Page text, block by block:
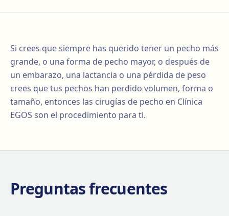
Si crees que siempre has querido tener un pecho más
grande, o una forma de pecho mayor, o después de
un embarazo, una lactancia o una pérdida de peso
crees que tus pechos han perdido volumen, forma o
tamaño, entonces las cirugías de pecho en Clínica
EGOS son el procedimiento para ti.
Preguntas frecuentes